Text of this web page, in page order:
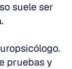
suele ser
pruebas y